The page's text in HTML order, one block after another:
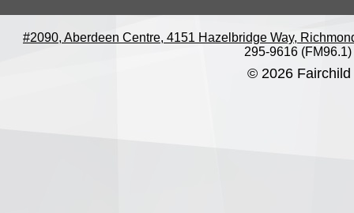
#2090, Aberdeen Centre, 4151 Hazelbridge Way,
295-9616 (FM96.1)
© 2026 Fairchild